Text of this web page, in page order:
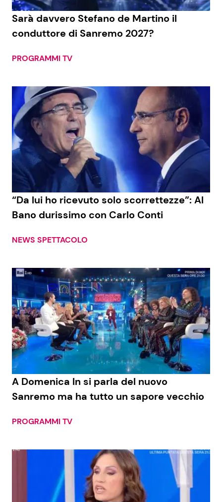
Benessere
Casa
Moda e Style
Mondo Mamma
News benessere
Salute
Viaggi e Turismo
Festività
Cucina e Ricette
Consigli di Cucina
Le Ricette in TV
Primi Piatti
Ricette Facili e Veloci
Ricette Feste
Ricette per Bambini
Seguici
Info
Chi siamo
Disclaimer e Privacy
Redazione
Contattaci
Pubblicità
Sarà davvero Stefano de Martino il
conduttore di Sanremo 2027?
PROGRAMMI TV
“Da lui ho ricevuto solo scorrettezze”: Al
Bano durissimo con Carlo Conti
NEWS SPETTACOLO
A Domenica In si parla del nuovo
Sanremo ma ha tutto un sapore vecchio
PROGRAMMI TV